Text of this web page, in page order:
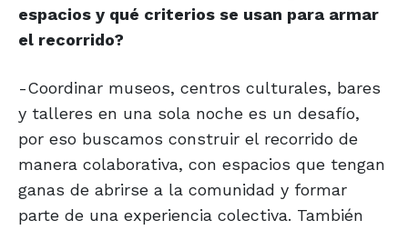
espacios y qué criterios se usan para armar
el recorrido?
-Coordinar museos, centros culturales, bares
y talleres en una sola noche es un desafío,
por eso buscamos construir el recorrido de
manera colaborativa, con espacios que tengan
ganas de abrirse a la comunidad y formar
parte de una experiencia colectiva. También